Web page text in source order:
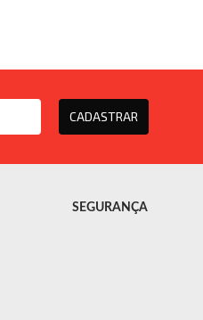
CADASTRAR
SEGURANÇA